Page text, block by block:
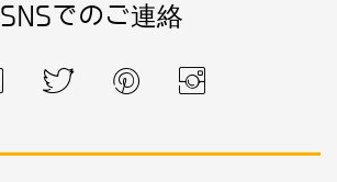
SNSでのご連絡